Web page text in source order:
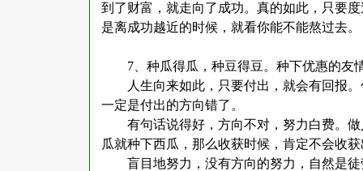
到了财富，就走向了成功。真的如此，只要
是离成功越近的时候，就看你能不能熬过去。
7 、种瓜得瓜，种豆得豆。种下优惠的
人生向来如此，只要付出，就会有回报
一定是付出的方向错了。
有句话说得好，方向不对，努力白费。
瓜就种下西瓜，那么收获时候，肯定不会收
盲目地努力，没有方向的努力，自然是